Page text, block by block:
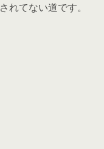
れてない道です。